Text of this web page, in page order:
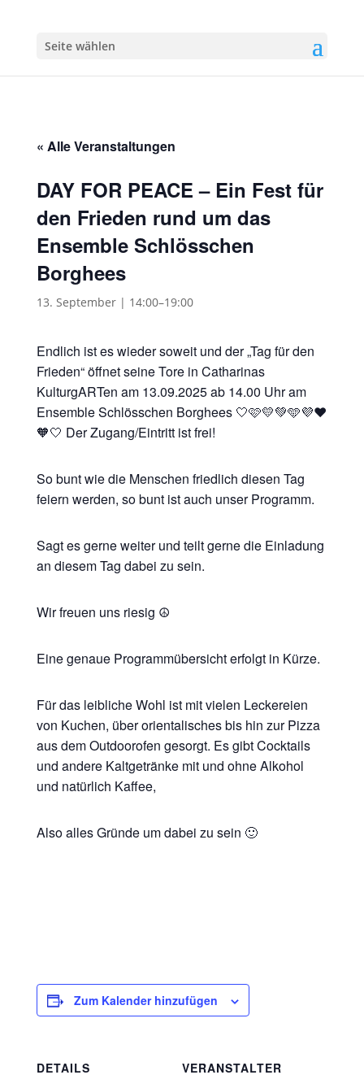
Seite wählen
« Alle Veranstaltungen
DAY FOR PEACE – Ein Fest für
den Frieden rund um das
Ensemble Schlösschen
Borghees
13. September | 14:00–19:00
Endlich ist es wieder soweit und der „Tag für den
Frieden“ öffnet seine Tore in Catharinas
KulturgARTen am 13.09.2025 ab 14.00 Uhr am
Ensemble Schlösschen Borghees 🤍🩷💛💚🩵💜❤️
🧡🤍 Der Zugang/Eintritt ist frei!
So bunt wie die Menschen friedlich diesen Tag
feiern werden, so bunt ist auch unser Programm.
Sagt es gerne weiter und teilt gerne die Einladung
an diesem Tag dabei zu sein.
Wir freuen uns riesig ☮️
Eine genaue Programmübersicht erfolgt in Kürze.
Für das leibliche Wohl ist mit vielen Leckereien
von Kuchen, über orientalisches bis hin zur Pizza
aus dem Outdoorofen gesorgt. Es gibt Cocktails
und andere Kaltgetränke mit und ohne Alkohol
und natürlich Kaffee,
Also alles Gründe um dabei zu sein 🙂
Zum Kalender hinzufügen
DETAILS
VERANSTALTER